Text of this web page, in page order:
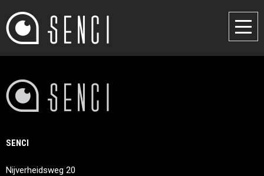
SENCI
Nijverheidsweg 20